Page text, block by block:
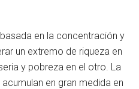
en la concentración y
un extremo de riqueza en
y pobreza en el otro. La
en gran medida en